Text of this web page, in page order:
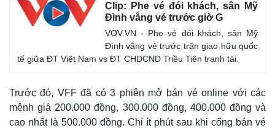
Thế giới
Cuộc sống đó đây
Hồ sơ
Ảnh
E-Magazine
Infographic
Clip: Phe vé đói khách, sân Mỹ
Đình vắng vẻ trước giờ G
VOV.VN - Phe vé đói khách, sân Mỹ
Đình vắng vẻ trước trận giao hữu quốc
tế giữa ĐT Việt Nam vs ĐT CHDCND Triều Tiên tranh tài.
Trước đó, VFF đã có 3 phiên mở bán vé online với các
mệnh giá 200.000 đồng, 300.000 đồng, 400.000 đồng và
cao nhất là 500.000 đồng. Chỉ ít phút sau khi cổng bán vé